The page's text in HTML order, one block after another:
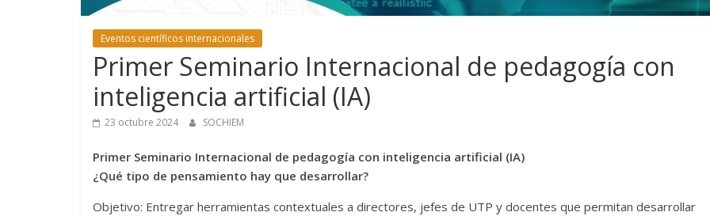
Eventos científicos internacionales
Primer Seminario Internacional de pedagogía con
inteligencia artificial (IA)
23 octubre 2024 SOCHIEM
Primer Seminario Internacional de pedagogía con inteligencia artificial (IA)
¿Qué tipo de pensamiento hay que desarrollar?
Objetivo: Entregar herramientas contextuales a directores, jefes de UTP y docentes que permitan desarrollar